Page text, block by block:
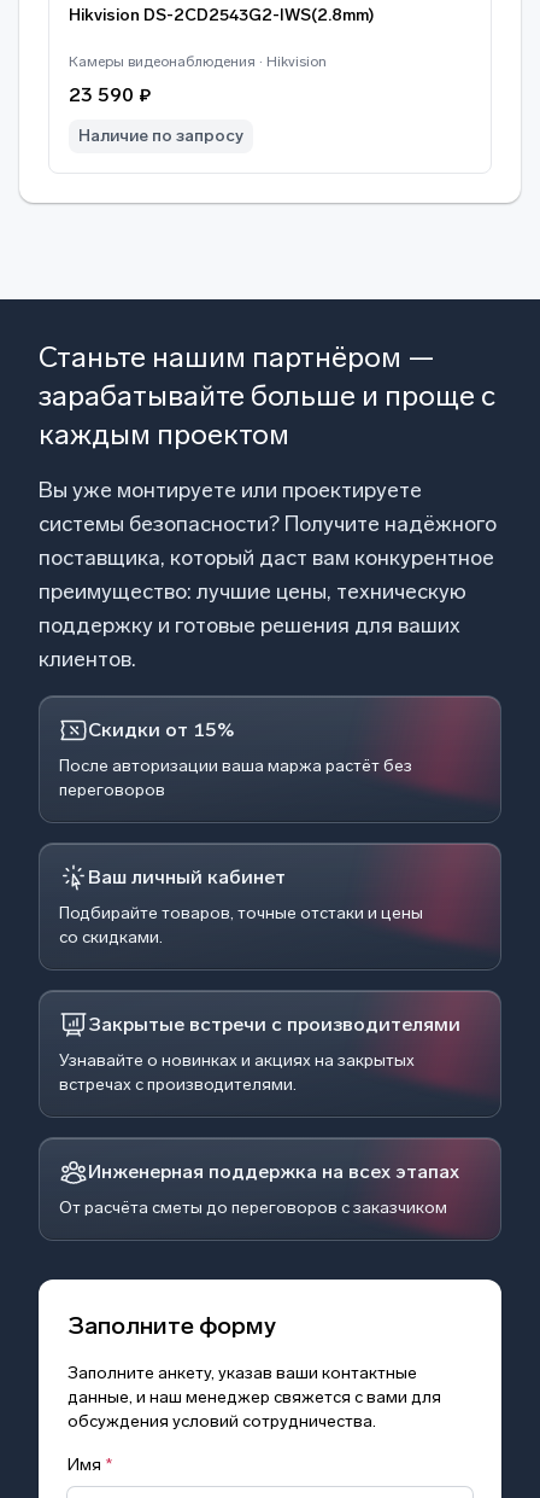
Hikvision DS-2CD2543G2-IWS(2.8mm)
Камеры видеонаблюдения · Hikvision
23 590 ₽
Наличие по запросу
Станьте нашим партнёром —
зарабатывайте больше и проще с
каждым проектом
Вы уже монтируете или проектируете
системы безопасности? Получите надёжного
поставщика, который даст вам конкурентное
преимущество: лучшие цены, техническую
поддержку и готовые решения для ваших
клиентов.
Скидки от 15%
После авторизации ваша маржа растёт без
переговоров
Ваш личный кабинет
Подбирайте товаров, точные отстаки и цены
со скидками.
Закрытые встречи с производителями
Узнавайте о новинках и акциях на закрытых
встречах с производителями.
Инженерная поддержка на всех этапах
От расчёта сметы до переговоров с заказчиком
Заполните форму
Заполните анкету, указав ваши контактные
данные, и наш менеджер свяжется с вами для
обсуждения условий сотрудничества.
Имя *